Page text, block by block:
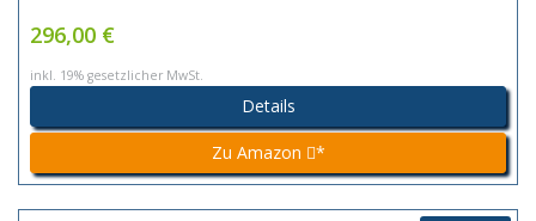
296,00 €
inkl. 19% gesetzlicher MwSt.
Details
Zu Amazon *